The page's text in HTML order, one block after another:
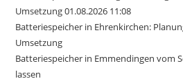
Umsetzung 01.08.2026 11:08
Batteriespeicher in Ehrenkirchen:
Umsetzung
Batteriespeicher in Emmendingen vom
lassen